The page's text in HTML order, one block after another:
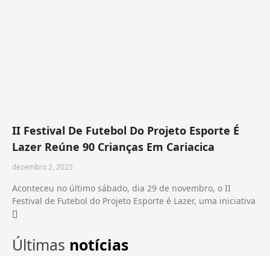
II Festival De Futebol Do Projeto Esporte É
Lazer Reúne 90 Crianças Em Cariacica
dezembro 2, 2025
Aconteceu no último sábado, dia 29 de novembro, o II
Festival de Futebol do Projeto Esporte é Lazer, uma iniciativa
Últimas notícias